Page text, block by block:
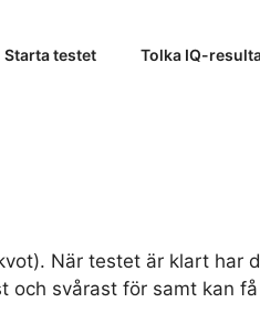
Starta testet Tolka IQ-
När testet är klart har
och svårast för samt kan